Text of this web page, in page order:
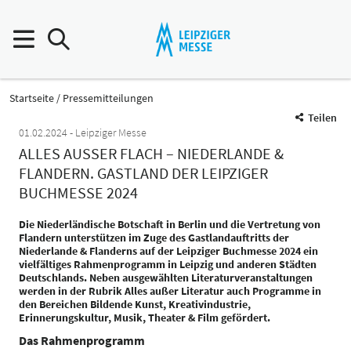
Startseite
Pressemitteilungen
Teilen
01.02.2024
Leipziger Messe
ALLES AUSSER FLACH – NIEDERLANDE & F
LANDERN. GASTLAND DER LEIPZIGER B
UCHMESSE 2024
Die Niederländische Botschaft in Berlin und die Vertretung von
Flandern unterstützen im Zuge des Gastlandauftritts der
Niederlande & Flanderns auf der Leipziger Buchmesse 2024 ein
vielfältiges Rahmenprogramm in Leipzig und anderen Städten
Deutschlands. Neben ausgewählten Literaturveranstaltungen
werden in der Rubrik Alles außer Literatur auch Programme in
den Bereichen Bildende Kunst, Kreativindustrie,
Erinnerungskultur, Musik, Theater & Film gefördert.
Das Rahmenprogramm